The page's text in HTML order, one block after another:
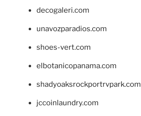
decogaleri.com
unavozparadios.com
shoes-vert.com
elbotanicopanama.com
shadyoaksrockportrvpark.com
jccoinlaundry.com